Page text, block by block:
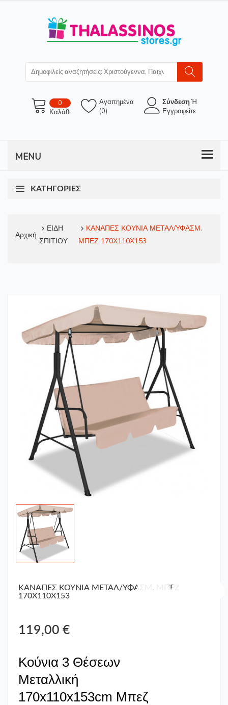
0
Καλάθι
Αγαπημένα
(0)
ΣύνδεσηΉ
Εγγραφείτε
ΚΑΤΗΓΟΡΊΕΣ
Αρχική
ΕΙΔΗ
ΣΠΙΤΙΟΥ
ΚΑΝΑΠΕΣ ΚΟΥΝΙΑ ΜΕΤΑΛ/ΥΦΑΣΜ.
ΜΠΕΖ 170Χ110Χ153
ΚΑΝΑΠΕΣ ΚΟΥΝΙΑ ΜΕΤΑΛ/ΥΦΑΣΜ. ΜΠΕΖ
170Χ110Χ153
119,00 €
Κούνια 3 Θέσεων
Μεταλλική
170x110x153cm Μπεζ